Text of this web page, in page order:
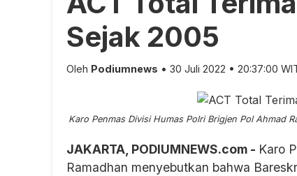
Sejak 2005
Oleh Podiumnews • 30 Juli 2022 • 20:37:00
Karo Penmas Divisi Humas Polri Brigjen Pol Ahmad
JAKARTA, PODIUMNEWS.com - Karo
Ramadhan menyebutkan bahwa